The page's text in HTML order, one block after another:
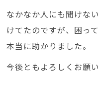
なかなか人にも聞けな
けてたのですが、困っ
本当に助かりました。
今後ともよろしくお願